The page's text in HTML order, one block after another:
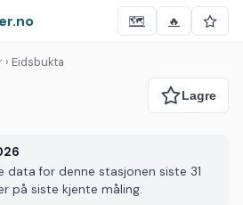
🗺️ 🔥
› Eidsbukta
data for denne stasjonen siste 31
på siste kjente måling.